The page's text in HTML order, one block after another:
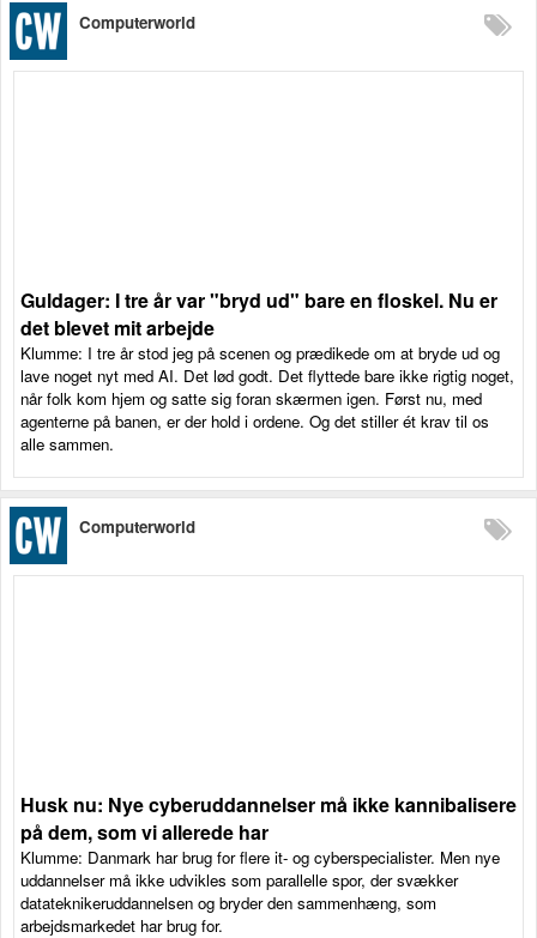
Computerworld
Guldager: I tre år var "bryd ud" bare en floskel. Nu er
det blevet mit arbejde
Klumme: I tre år stod jeg på scenen og prædikede om at bryde ud og
lave noget nyt med AI. Det lød godt. Det flyttede bare ikke rigtig noget,
når folk kom hjem og satte sig foran skærmen igen. Først nu, med
agenterne på banen, er der hold i ordene. Og det stiller ét krav til os
alle sammen.
Computerworld
Husk nu: Nye cyberuddannelser må ikke kannibalisere
på dem, som vi allerede har
Klumme: Danmark har brug for flere it- og cyberspecialister. Men nye
uddannelser må ikke udvikles som parallelle spor, der svækker
datateknikeruddannelsen og bryder den sammenhæng, som
arbejdsmarkedet har brug for.